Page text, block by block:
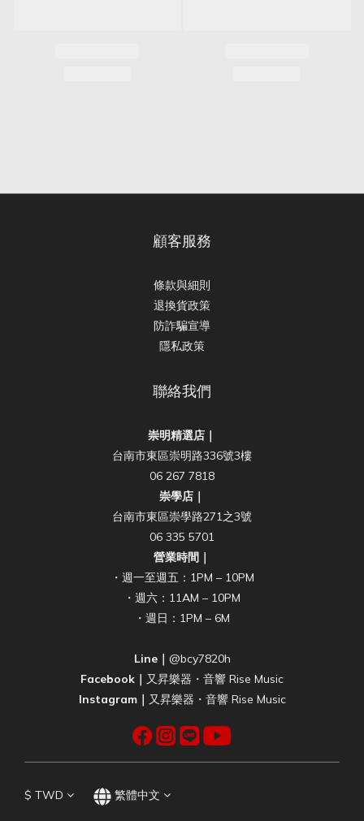
顧客服務
條款與細則
退換貨政策
防詐騙宣導
隱私政策
聯絡我們
崇明精選店｜
台南市東區崇明路336號3樓
06 267 7818
崇學店｜
台南市東區崇學路271之3號
06 335 5701
營業時間｜
・週一至週五：1PM – 10PM
・週六：11AM – 10PM
・週日：1PM – 6M
Line｜ @bcy7820h
Facebook｜ 又昇樂器・音響 Rise Music
Instagram｜ 又昇樂器・音響 Rise Music
$ TWD 繁體中文